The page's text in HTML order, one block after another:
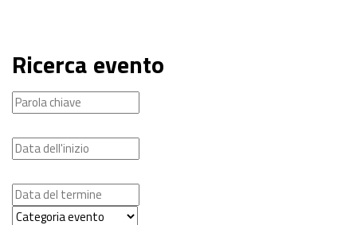
Ricerca evento